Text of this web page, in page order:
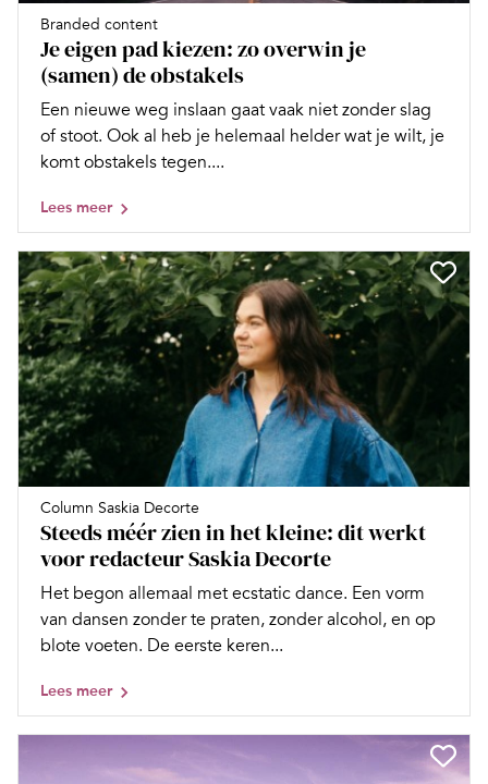
Branded content
Je eigen pad kiezen: zo overwin je
(samen) de obstakels
Een nieuwe weg inslaan gaat vaak niet zonder slag
of stoot. Ook al heb je helemaal helder wat je wilt, je
komt obstakels tegen....
Lees meer
Column Saskia Decorte
Steeds méér zien in het kleine: dit werkt
voor redacteur Saskia Decorte
Het begon allemaal met ecstatic dance. Een vorm
van dansen zonder te praten, zonder alcohol, en op
blote voeten. De eerste keren...
Lees meer